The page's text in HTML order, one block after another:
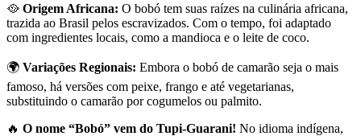
🥘 Origem Africana: O bobó tem suas raízes na culinária africana,
trazida ao Brasil pelos escravizados. Com o tempo, foi adaptado
com ingredientes locais, como a mandioca e o leite de coco.
🌍 Variações Regionais: Embora o bobó de camarão seja o mais
famoso, há versões com peixe, frango e até vegetarianas,
substituindo o camarão por cogumelos ou palmito.
🔥 O nome “Bobó” vem do Tupi-Guarani! No idioma indígena,